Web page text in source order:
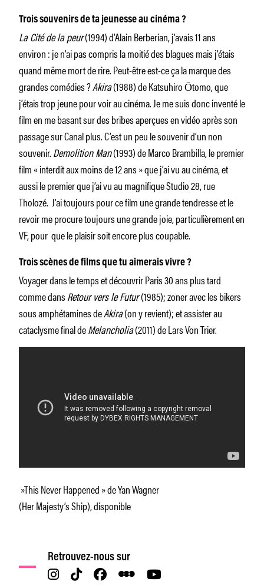
Trois souvenirs de ta jeunesse au cinéma ?
La Cité de la peur(1994) d’Alain Berberian, j’avais 11 ans
environ : je n’ai pas compris la moitié des blagues mais j’étais
quand même mort de rire. Peut-être est-ce ça la marque des
grandes comédies ?Akira(1988) de Katsuhiro Ōtomo, que
j’étais trop jeune pour voir au cinéma. Je me suis donc inventé le
film en me basant sur des bribes aperçues en vidéo après son
passage sur Canal plus. C’est un peu le souvenir d’un non
souvenir.Demolition Man(1993) de Marco Brambilla, le premier
film « interdit aux moins de 12 ans » que j’ai vu au cinéma, et
aussi le premier que j’ai vu au magnifique Studio 28, rue
Tholozé. J’ai toujours pour ce film une grande tendresse et le
revoir me procure toujours une grande joie, particulièrement en
VF, pour que le plaisir soit encore plus coupable.
Trois scènes de films que tu aimerais vivre ?
Voyager dans le temps et découvrir Paris 30 ans plus tard
comme dansRetour vers le Futur(1985); zoner avec les bikers
sous amphétamines deAkira(on y revient); et assister au
cataclysme final deMelancholia(2011) de Lars Von Trier.
»This Never Happened » de Yan Wagner
(Her Majesty’s Ship), disponible
Retrouvez-nous sur